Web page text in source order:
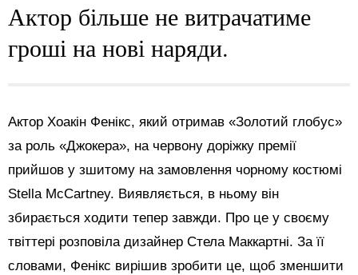
Актор більше не витрачатиме
гроші на нові наряди.
Актор Хоакін Фенікс, який отримав «Золотий глобус»
за роль «Джокера», на червону доріжку премії
прийшов у зшитому на замовлення чорному костюмі
Stella McCartney. Виявляється, в ньому він
збирається ходити тепер завжди. Про це у своєму
твіттері розповіла дизайнер Стела Маккартні. За її
словами, Фенікс вирішив зробити це, щоб зменшити